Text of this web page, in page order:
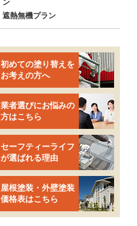
ン
遮熱無機プラン
初めての塗り替えを
お考えの方へ
業者選びにお悩みの
方はこちら
セーフティーライフ
が選ばれる理由
屋根塗装・外壁塗装
価格表はこちら